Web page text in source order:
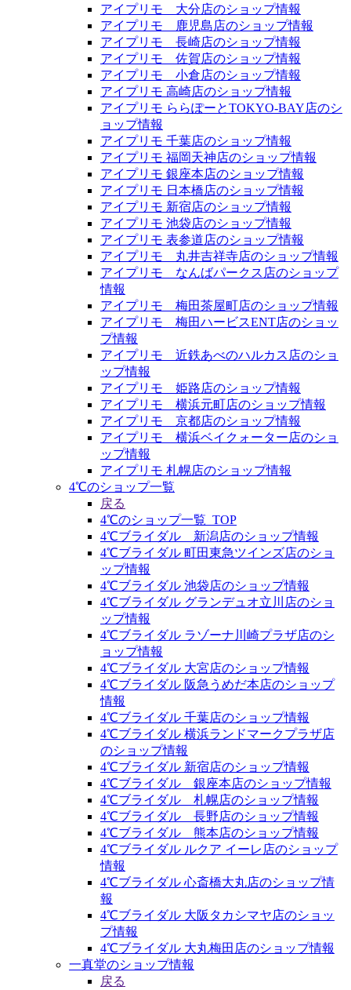
アイプリモ 大分店のショップ情報
アイプリモ 鹿児島店のショップ情報
アイプリモ 長崎店のショップ情報
アイプリモ 佐賀店のショップ情報
アイプリモ 小倉店のショップ情報
アイプリモ 高崎店のショップ情報
アイプリモ ららぽーとTOKYO-BAY店のシ
ョップ情報
アイプリモ 千葉店のショップ情報
アイプリモ 福岡天神店のショップ情報
アイプリモ 銀座本店のショップ情報
アイプリモ 日本橋店のショップ情報
アイプリモ 新宿店のショップ情報
アイプリモ 池袋店のショップ情報
アイプリモ 表参道店のショップ情報
アイプリモ 丸井吉祥寺店のショップ情報
アイプリモ なんばパークス店のショップ
情報
アイプリモ 梅田茶屋町店のショップ情報
アイプリモ 梅田ハービスENT店のショッ
プ情報
アイプリモ 近鉄あべのハルカス店のショ
ップ情報
アイプリモ 姫路店のショップ情報
アイプリモ 横浜元町店のショップ情報
アイプリモ 京都店のショップ情報
アイプリモ 横浜ベイクォーター店のショ
ップ情報
アイプリモ 札幌店のショップ情報
4℃のショップ一覧
戻る
4℃のショップ一覧_TOP
4℃ブライダル 新潟店のショップ情報
4℃ブライダル 町田東急ツインズ店のショ
ップ情報
4℃ブライダル 池袋店のショップ情報
4℃ブライダル グランデュオ立川店のショ
ップ情報
4℃ブライダル ラゾーナ川崎プラザ店のシ
ョップ情報
4℃ブライダル 大宮店のショップ情報
4℃ブライダル 阪急うめだ本店のショップ
情報
4℃ブライダル 千葉店のショップ情報
4℃ブライダル 横浜ランドマークプラザ店
のショップ情報
4℃ブライダル 新宿店のショップ情報
4℃ブライダル 銀座本店のショップ情報
4℃ブライダル 札幌店のショップ情報
4℃ブライダル 長野店のショップ情報
4℃ブライダル 熊本店のショップ情報
4℃ブライダル ルクア イーレ店のショップ
情報
4℃ブライダル 心斎橋大丸店のショップ情
報
4℃ブライダル 大阪タカシマヤ店のショッ
プ情報
4℃ブライダル 大丸梅田店のショップ情報
一真堂のショップ情報
戻る